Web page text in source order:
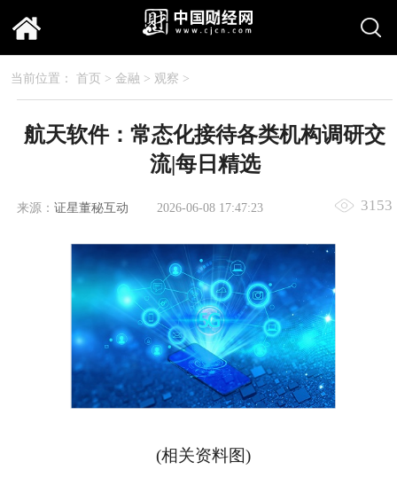
当前位置： 首页 > 金融 > 观察 >
航天软件：常态化接待各类机构调研交
流|每日精选
来源： 证星董秘互动 2026-06-08 17:47:23 3153
(相关资料图)